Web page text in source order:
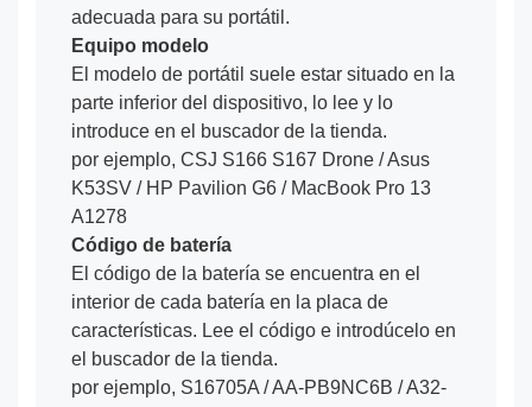
adecuada para su portátil.
Equipo modelo
El modelo de portátil suele estar situado en la
parte inferior del dispositivo, lo lee y lo
introduce en el buscador de la tienda.
por ejemplo, CSJ S166 S167 Drone / Asus
K53SV / HP Pavilion G6 / MacBook Pro 13
A1278
Código de batería
El código de la batería se encuentra en el
interior de cada batería en la placa de
características. Lee el código e introdúcelo en
el buscador de la tienda.
por ejemplo, S16705A / AA-PB9NC6B / A32-